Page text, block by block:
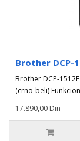
Brother DCP-
Brother DCP-
(crno-beli)
17.890,00 Din